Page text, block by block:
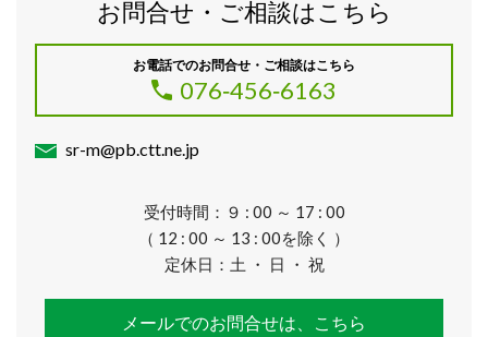
お問合せ・ご相談はこちら
お電話でのお問合せ・ご相談はこちら
076‐456‐6163
sr-m@pb.ctt.ne.jp
受付時間：９ : 00 ～ 17 : 00
（ 12 : 00 ～ 13 : 00を除く ）
定休日：土 ・ 日 ・ 祝
メールでのお問合せは、こちら